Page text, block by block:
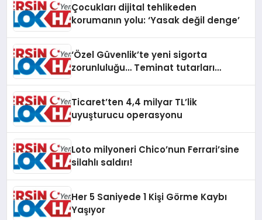
Çocukları dijital tehlikeden
korumanın yolu: ‘Yasak değil denge’
‘Özel Güvenlik’te yeni sigorta
zorunluluğu… Teminat tutarları
Ticaret’ten 4,4 milyar TL’lik
uyuşturucu operasyonu
Loto milyoneri Chico’nun Ferrari’sine
silahlı saldırı!
Her 5 Saniyede 1 Kişi Görme Kaybı
Yaşıyor